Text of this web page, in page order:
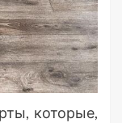
которые,